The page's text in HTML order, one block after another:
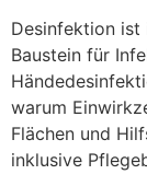
Desinfektion ist
Baustein für
warum
Flächen und
inklusive